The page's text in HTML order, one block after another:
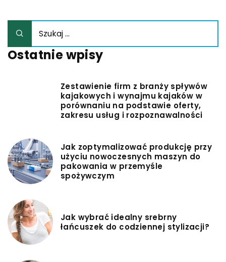
Ostatnie wpisy
Zestawienie firm z branży spływów
kajakowych i wynajmu kajaków w
porównaniu na podstawie oferty,
zakresu usług i rozpoznawalności
Jak zoptymalizować produkcję przy
użyciu nowoczesnych maszyn do
pakowania w przemyśle
spożywczym
Jak wybrać idealny srebrny
łańcuszek do codziennej stylizacji?